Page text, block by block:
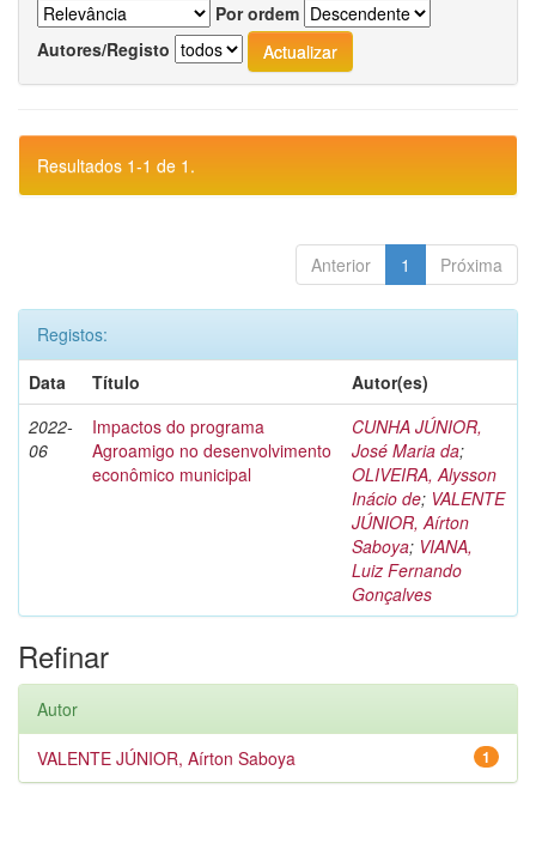
Por ordem
Autores/Registo
Resultados 1-1 de 1.
Anterior 1 Próxima
Registos:
Data
Título
Autor(es)
2022-
06
Impactos do programa
Agroamigo no desenvolvimento
econômico municipal
CUNHA JÚNIOR,
José Maria da;
OLIVEIRA, Alysson
Inácio de; VALENTE
JÚNIOR, Aírton
Saboya; VIANA,
Luiz Fernando
Gonçalves
Refinar
Autor
1
VALENTE JÚNIOR, Aírton Saboya